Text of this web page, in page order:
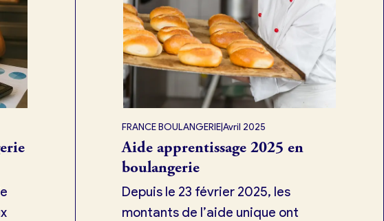
FRANCE BOULANGERIE|Avril 2025
Aide apprentissage 2025 en
boulangerie
Depuis le 23 février 2025, les
montants de l’aide unique ont